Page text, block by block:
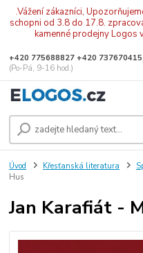
.Vážení zákazníci,
schopni od 3.8 do 17.8.
kamenné prodejny Logos
+420 775688827 +420 737670415
(Po-Pá, 9-16 hod.)
Úvod Křesťanská literatura
Hus
Jan Karafiát -